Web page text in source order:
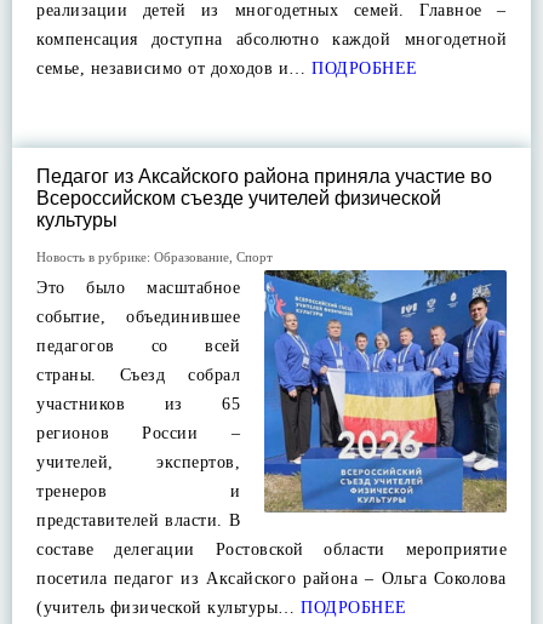
реализации детей из многодетных семей. Главное –
компенсация доступна абсолютно каждой многодетной
семье, независимо от доходов и… ПОДРОБНЕЕ
Педагог из Аксайского района приняла участие во
Всероссийском съезде учителей физической
культуры
Новость в рубрике: Образование Спорт
Это было масштабное
событие, объединившее
педагогов со всей
страны. Съезд собрал
участников из 65
регионов России –
учителей, экспертов,
тренеров и
представителей власти. В
составе делегации Ростовской области мероприятие
посетила педагог из Аксайского района – Ольга Соколова
(учитель физической культуры… ПОДРОБНЕЕ